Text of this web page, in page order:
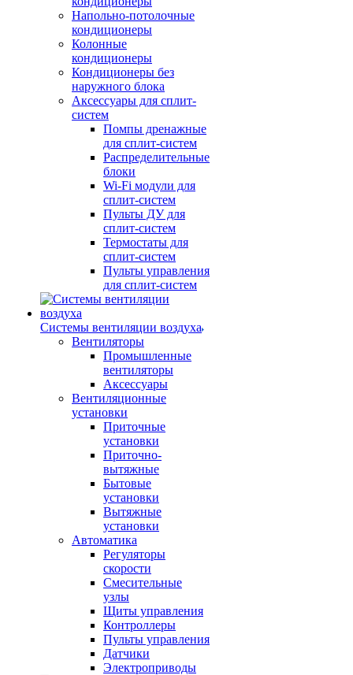
Напольно-потолочные
кондиционеры
Колонные
кондиционеры
Кондиционеры без
наружного блока
Аксессуары для сплит-
систем
Помпы дренажные
для сплит-систем
Распределительные
блоки
Wi-Fi модули для
сплит-систем
Пульты ДУ для
сплит-систем
Термостаты для
сплит-систем
Пульты управления
для сплит-систем
Системы вентиляции воздуха
Вентиляторы
Промышленные
вентиляторы
Аксессуары
Вентиляционные
установки
Приточные
установки
Приточно-
вытяжные
Бытовые
установки
Вытяжные
установки
Автоматика
Регуляторы
скорости
Смесительные
узлы
Щиты управления
Контроллеры
Пульты управления
Датчики
Электроприводы